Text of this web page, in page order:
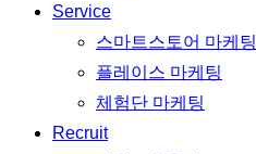
Service
스마트스토어 마케팅
플레이스 마케팅
체험단 마케팅
Recruit